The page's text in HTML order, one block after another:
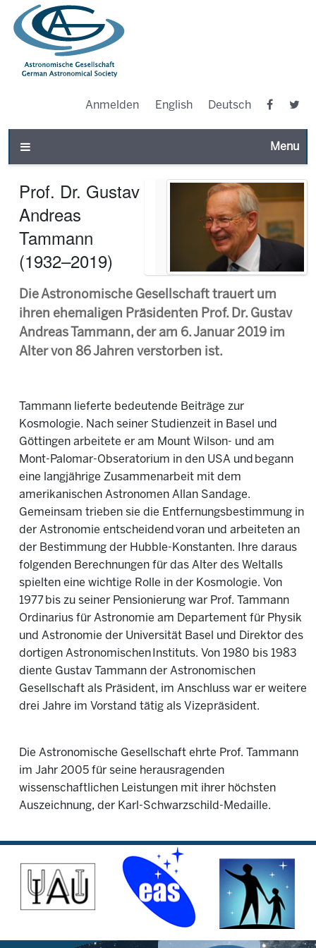
Anmelden English Deutsch
Toggle
Prof. Dr. Gustav
Andreas
Tammann
(1932–2019)
Die Astronomische Gesellschaft trauert um
ihren ehemaligen Präsidenten Prof. Dr. Gustav
Andreas Tammann, der am 6. Januar 2019 im
Alter von 86 Jahren verstorben ist.
Tammann lieferte bedeutende Beiträge zur
Kosmologie. Nach seiner Studienzeit in Basel und
Göttingen arbeitete er am Mount Wilson- und am
Mont-Palomar-Obseratorium in den USA und begann
eine langjährige Zusammenarbeit mit dem
amerikanischen Astronomen Allan Sandage.
Gemeinsam trieben sie die Entfernungsbestimmung in
der Astronomie entscheidend voran und arbeiteten an
der Bestimmung der Hubble-Konstanten. Ihre daraus
folgenden Berechnungen für das Alter des Weltalls
spielten eine wichtige Rolle in der Kosmologie. Von
1977 bis zu seiner Pensionierung war Prof. Tammann
Ordinarius für Astronomie am Departement für Physik
und Astronomie der Universität Basel und Direktor des
dortigen Astronomischen Instituts. Von 1980 bis 1983
diente Gustav Tammann der Astronomischen
Gesellschaft als Präsident, im Anschluss war er weitere
drei Jahre im Vorstand tätig als Vizepräsident.
Die Astronomische Gesellschaft ehrte Prof. Tammann
im Jahr 2005 für seine herausragenden
wissenschaftlichen Leistungen mit ihrer höchsten
Auszeichnung, der Karl-Schwarzschild-Medaille.